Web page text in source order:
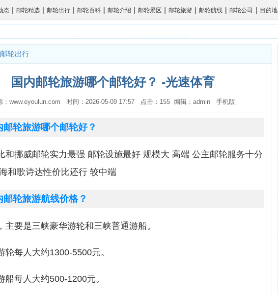
态 | 邮轮精选 | 邮轮出行 | 邮轮百科 | 邮轮介绍 | 邮轮景区 | 邮轮旅游 | 邮轮航线 | 邮轮公司 | 目的地
邮轮出行
国内邮轮旅游哪个邮轮好？ -光速体育
：www.eyoulun.com 时间：2026-05-09 17:57 点击：155 编辑：admin 手机版
邮轮旅游哪个邮轮好？
和挪威邮轮实力最强 邮轮设施最好 规模大 高端 公主邮轮服务十分
和歌诗达性价比还行 较中端
邮轮旅游航线价格？
主要是三峡豪华游轮和三峡普通游船。
轮每人大约1300-5500元。
船每人大约500-1200元。